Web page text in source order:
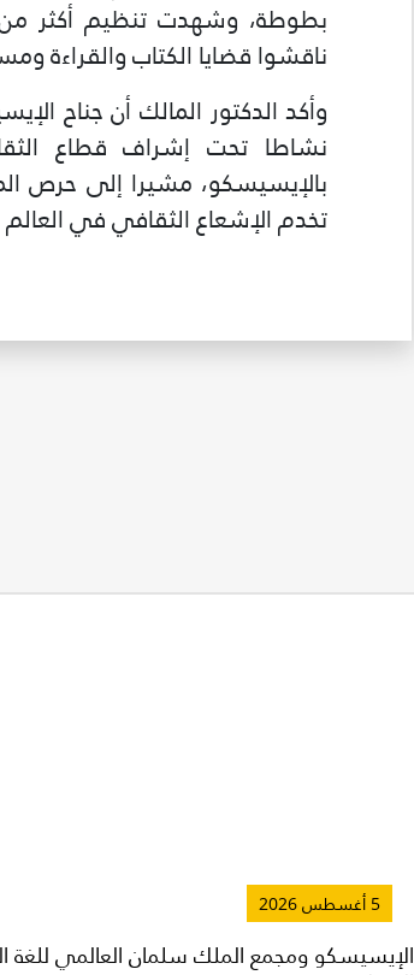
ناقشوا قضايا الكتاب والقراءة
نشاطا تحت إشراف قطاع
بالإيسيسكو، مشيرا إلى حرص
تخدم الإشعاع الثقافي في
5 أغسطس 2026
الإيسيسكو ومجمع الملك سلمان العالمي للغة